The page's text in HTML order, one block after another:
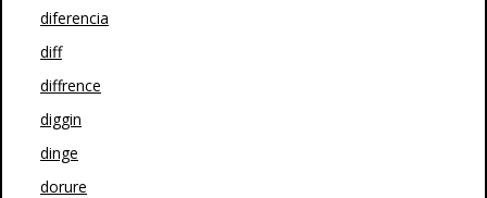
diferencia
diff
diffrence
diggin
dinge
dorure